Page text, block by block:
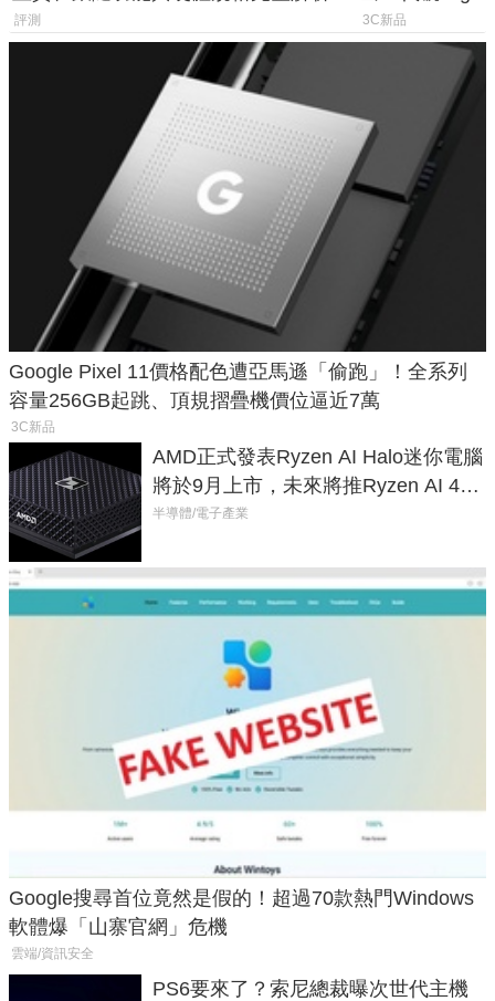
一次看懂兩台差異
評測
鎖定 AI 應用
3C新品
Google Pixel 11價格配色遭亞馬遜「偷跑」！全系列
容量256GB起跳、頂規摺疊機價位逼近7萬
3C新品
AMD正式發表Ryzen AI Halo迷你電腦
將於9月上市，未來將推Ryzen AI 400
Max系列處理器與對應升級版
半導體/電子產業
Google搜尋首位竟然是假的！超過70款熱門Windows
軟體爆「山寨官網」危機
雲端/資訊安全
PS6要來了？索尼總裁曝次世代主機